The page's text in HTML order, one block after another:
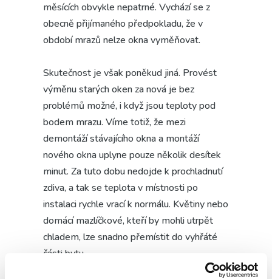
měsících obvykle nepatrné. Vychází se z
obecně přijímaného předpokladu, že v
období mrazů nelze okna vyměňovat.
Skutečnost je však poněkud jiná. Provést
výměnu starých oken za nová je bez
problémů možné, i když jsou teploty pod
bodem mrazu. Víme totiž, že mezi
demontáží stávajícího okna a montáží
nového okna uplyne pouze několik desítek
minut. Za tuto dobu nedojde k prochladnutí
zdiva, a tak se teplota v místnosti po
instalaci rychle vrací k normálu. Květiny nebo
domácí mazlíčkové, kteří by mohli utrpět
chladem, lze snadno přemístit do vyhřáté
části bytu.